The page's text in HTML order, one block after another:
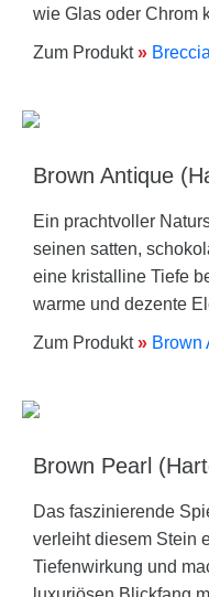
wie Glas oder Chrom
Zum Produkt»
Brown Antique
Ein prachtvoller
seinen satten,
eine kristalline Tiefe
warme und dezente
Zum Produkt» Brown
Brown Pearl
Das faszinierende
verleiht diesem Stein
Tiefenwirkung und